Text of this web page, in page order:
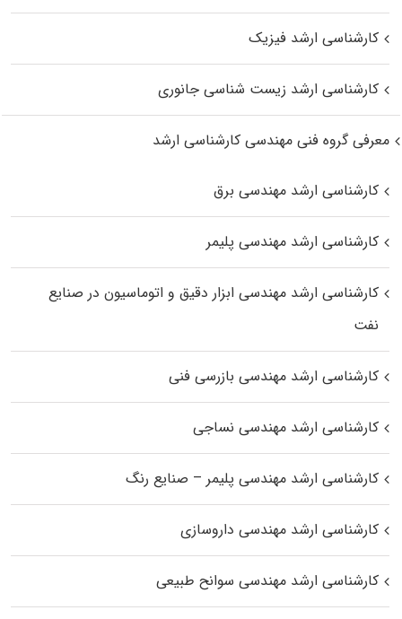
کارشناسی ارشد فیزیک
کارشناسی ارشد زیست‌ شناسی جانوری
معرفی گروه فنی مهندسی کارشناسی ارشد
کارشناسی ارشد مهندسی برق
کارشناسی ارشد مهندسی پلیمر
کارشناسی ارشد مهندسی ابزار دقیق و اتوماسیون در صنایع
نفت
کارشناسی ارشد مهندسی بازرسی فنی
کارشناسی ارشد مهندسی نساجی
کارشناسی ارشد مهندسی پلیمر – صنایع رنگ
کارشناسی ارشد مهندسی داروسازی
کارشناسی ارشد مهندسی سوانح طبیعی